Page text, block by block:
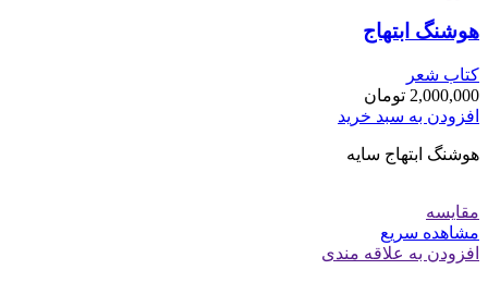
هوشنگ ابتهاج
کتاب شعر
2,000,000 تومان
افزودن به سبد خرید
هوشنگ ابتهاج سایه
مقایسه
مشاهده سریع
افزودن به علاقه مندی